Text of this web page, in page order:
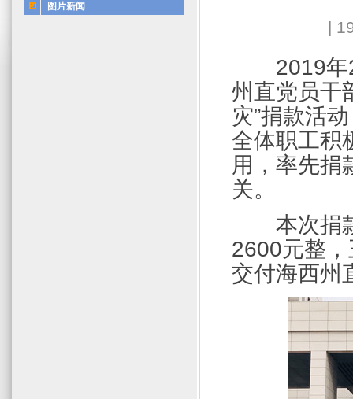
图片新闻
|
2019年
州直党员干
灾”捐款活
全体职工积
用，率先捐
关。
本次捐
2600元整
交付海西州